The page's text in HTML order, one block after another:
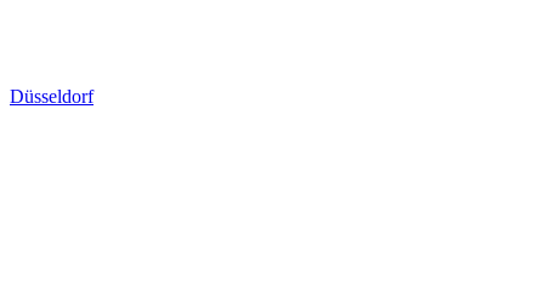
Düsseldorf